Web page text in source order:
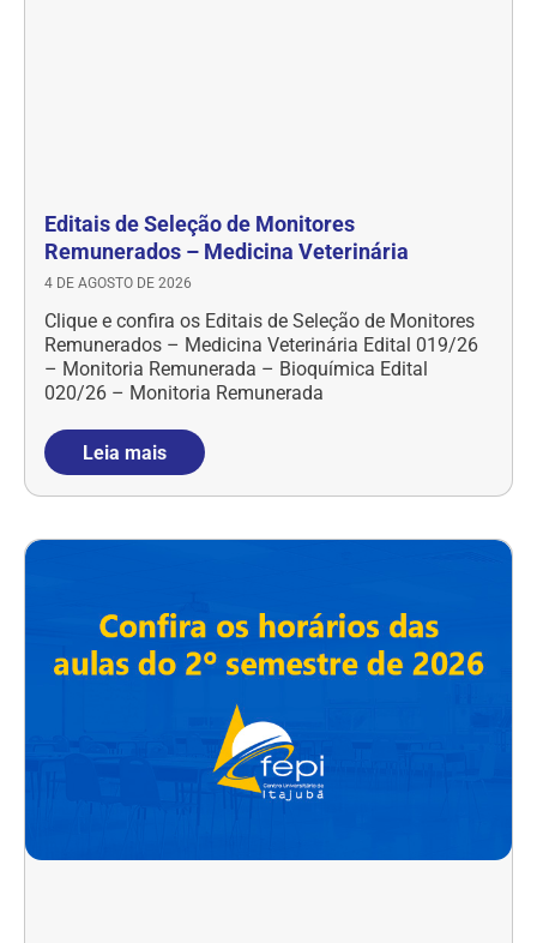
Editais de Seleção de Monitores
Remunerados – Medicina Veterinária
4 DE AGOSTO DE 2026
Clique e confira os Editais de Seleção de Monitores
Remunerados – Medicina Veterinária Edital 019/26
– Monitoria Remunerada – Bioquímica Edital
020/26 – Monitoria Remunerada
Leia mais